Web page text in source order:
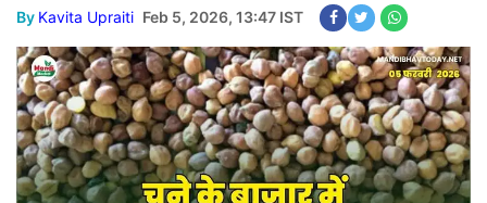
By Kavita Upraiti Feb 5, 2026, 13:47 IST